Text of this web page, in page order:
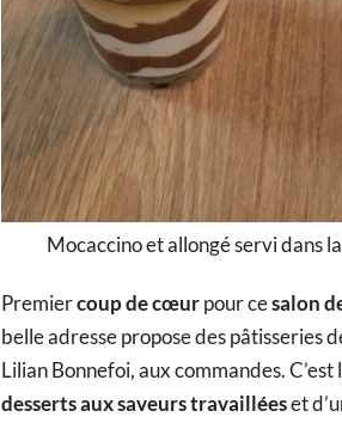
Mocaccino et allongé servi dans
Premiercoup de cœurpour cesalon
belle adresse propose des pâtisseries
Lilian Bonnefoi, aux commandes. C’est
desserts aux saveurs travailléeset